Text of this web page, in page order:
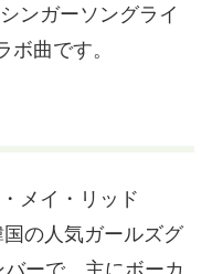
ンガーソングライ
ボ曲です。
メイ・リッド
国の人気ガールズグ